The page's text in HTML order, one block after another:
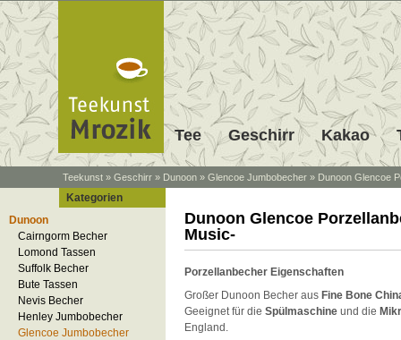
Tee Geschirr Kakao
Teekunst » Geschirr » Dunoon » Glencoe Jumbobecher » Dunoon Glencoe
Kategorien
Dunoon
Cairngorm Becher
Lomond Tassen
Suffolk Becher
Bute Tassen
Nevis Becher
Henley Jumbobecher
Glencoe Jumbobecher
Dunoon Glencoe
Music-
Porzellanbecher Eigenschaften
Großer Dunoon Becher aus Fine Bone
Geeignet für die Spülmaschine und die
England.